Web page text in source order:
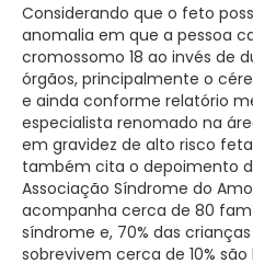
Considerando que o feto
anomalia em que a pessoa
cromossomo 18 ao invés de
órgãos, principalmente o
e ainda conforme relatório
especialista renomado na
em gravidez de alto risco
também cita o depoimento
Associação Síndrome do
acompanha cerca de 80
síndrome e, 70% das
sobrevivem cerca de 10%